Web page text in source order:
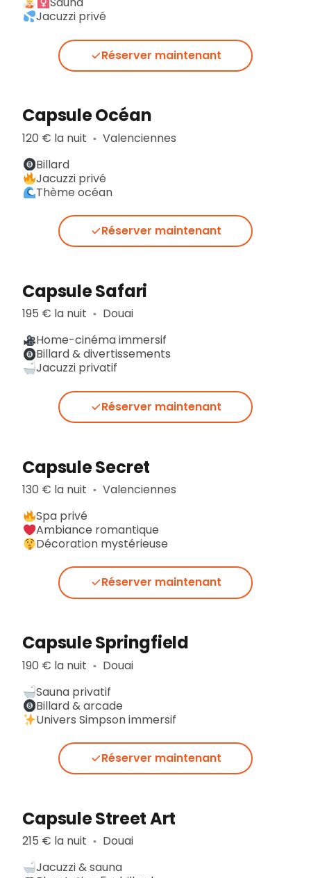
Jacuzzi privé
Réserver maintenant
Capsule Océan
120 € la nuit ▪︎ Valenciennes
Billard
Jacuzzi privé
Thème océan
Réserver maintenant
Capsule Safari
195 € la nuit ▪︎ Douai
Home-cinéma immersif
Billard & divertissements
Jacuzzi privatif
Réserver maintenant
Capsule Secret
130 € la nuit ▪︎ Valenciennes
Spa privé
Ambiance romantique
Décoration mystérieuse
Réserver maintenant
Capsule Springfield
190 € la nuit ▪︎ Douai
Sauna privatif
Billard & arcade
Univers Simpson immersif
Réserver maintenant
Capsule Street Art
215 € la nuit ▪︎ Douai
Jacuzzi & sauna